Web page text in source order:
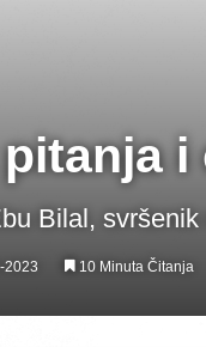
Bilal,
2023 10 Minuta Čitanja